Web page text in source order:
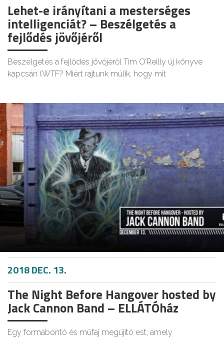
Lehet-e irányítani a mesterséges
intelligenciát? – Beszélgetés a
fejlődés jövőjéről
Beszélgetés a fejlődés jövőjéről Tim O’Reilly új könyve
kapcsán (WTF? Miért rajtunk múlik, hogy mit
2018 DEC. 13.
The Night Before Hangover hosted by
Jack Cannon Band – ELLÁTÓház
Egy formabontó és műfaj megújító est, amely